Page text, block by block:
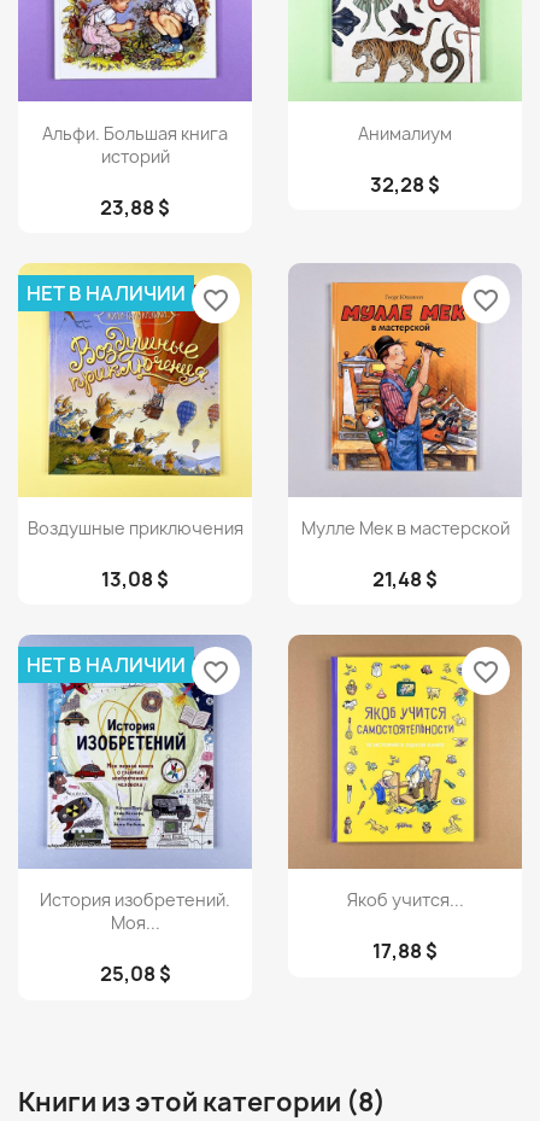
 Просмотр
Альфи. Большая книга
историй
23,88 $
Просмотр
Анималиум
32,28 $
Просмотр
Воздушные приключения
13,08 $
НЕТ В НАЛИЧИИ favorite_border
Просмотр
Мулле Мек в мастерской
21,48 $
favorite_border
Просмотр
История изобретений.
Моя...
25,08 $
НЕТ В НАЛИЧИИ favorite_border
Просмотр
Якоб учится...
17,88 $
favorite_border
Книги из этой категории (8)